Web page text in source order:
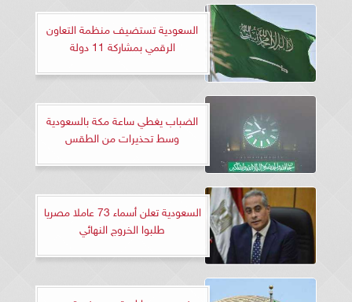
السعودية تستضيف منظمة التعاون
الرقمي بمشاركة 11 دولة
الضباب يغطي ساعة مكة بالسعودية
وسط تحذيرات من الطقس
السعودية تعلن أسماء 73 عاملا مصريا
طلبوا الخروج النهائي